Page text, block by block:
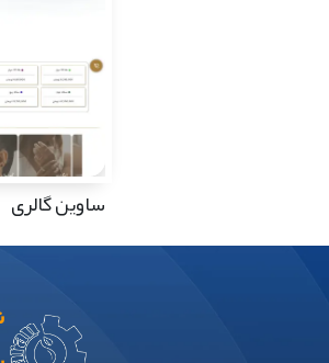
ساوین گالری